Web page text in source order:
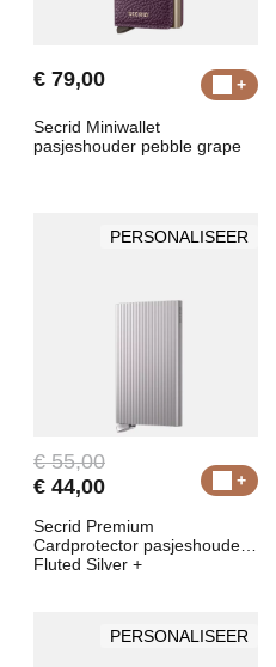
€ 79,00
Secrid Miniwallet
pasjeshouder pebble grape
PERSONALISEER
€ 55,00
€ 44,00
Secrid Premium
Cardprotector pasjeshouder
Fluted Silver +
PERSONALISEER